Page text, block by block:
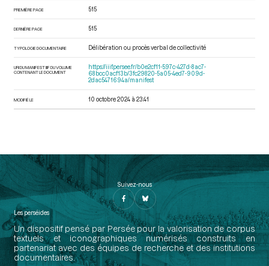
PREMIÈRE PAGE 515
DERNIÈRE PAGE 515
TYPOLOGIE DOCUMENTAIRE Délibération ou procès verbal de collectivité
URI DU MANIFEST IIIF DU VOLUME
CONTENANT LE DOCUMENT
https://iiif.persee.fr/b0e2cf11-597c-427d-8ac7-
68bcc0acf13b/3fc29820-5a05-4ed7-909d-
2dac5471694a/manifest
MODIFIÉ LE 10 octobre 2024 à 23:41
Suivez-nous
Les perséides
Un dispositif pensé par Persée pour la valorisation de corpus
textuels et iconographiques numérisés construits en
partenariat avec des équipes de recherche et des institutions
documentaires.